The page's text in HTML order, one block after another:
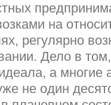
на
регулярно
Дело в
а многие
не один